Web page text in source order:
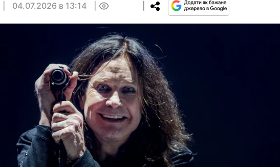
04.07.2026 в 13:14